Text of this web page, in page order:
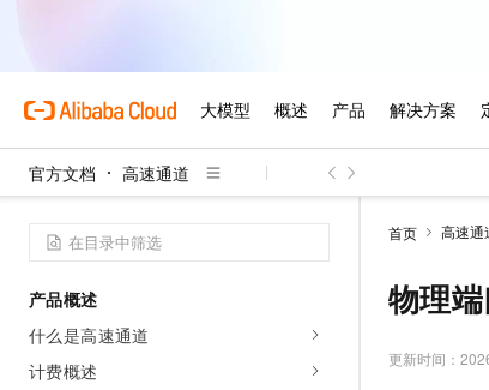
官方文档 高速通道
产品概述
什么是高速通道
计费概述
首页 高速通
物理
更新时间：